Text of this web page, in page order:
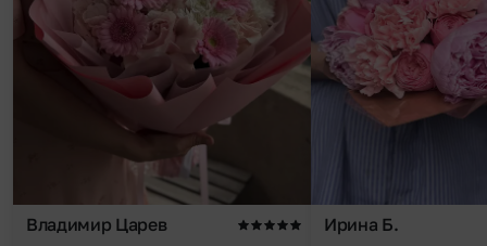
Владимир Царев Ирина Б.